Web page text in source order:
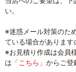
い。
※迷惑メール対策のた
ている場合があります
※お見積り作成は会員
は 「こちら」 からご登